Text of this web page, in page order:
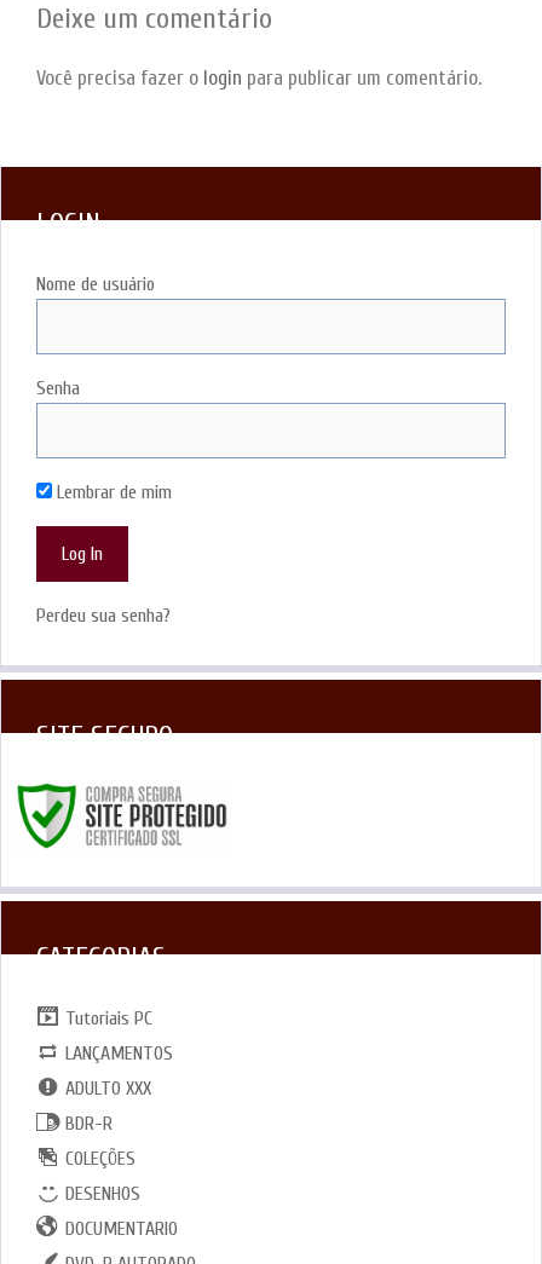
Deixe um comentário
Você precisa fazer o login para publicar um comentário.
LOGIN
Nome de usuário
Senha
Lembrar de mim
Perdeu sua senha?
SITE SEGURO
CATEGORIAS
Tutoriais PC
LANÇAMENTOS
ADULTO XXX
BDR-R
COLEÇÕES
DESENHOS
DOCUMENTARIO